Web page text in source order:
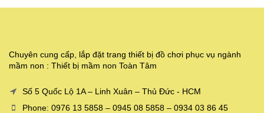
Chuyên cung cấp, lắp đặt trang thiết bị đồ chơi phục vụ ngành
mầm non : Thiết bị mầm non Toàn Tâm
Số 5 Quốc Lộ 1A – Linh Xuân – Thủ Đức - HCM
Phone: 0976 13 5858 – 0945 08 5858 – 0934 03 86 45